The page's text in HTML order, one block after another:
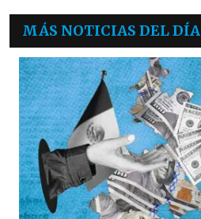
MÁS NOTICIAS DEL DÍA